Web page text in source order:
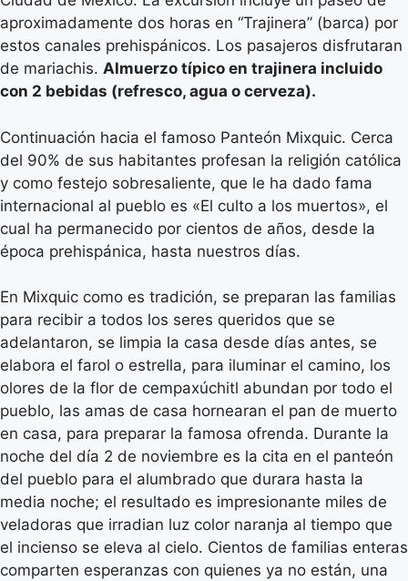
aproximadamente dos horas en “Trajinera” (barca) por
estos canales prehispánicos. Los pasajeros disfrutaran
de mariachis. Almuerzo típico en trajinera incluido
con 2 bebidas (refresco, agua o cerveza).
Continuación hacia el famoso Panteón Mixquic. Cerca
del 90% de sus habitantes profesan la religión católica
y como festejo sobresaliente, que le ha dado fama
internacional al pueblo es «El culto a los muertos», el
cual ha permanecido por cientos de años, desde la
época prehispánica, hasta nuestros días.
En Mixquic como es tradición, se preparan las familias
para recibir a todos los seres queridos que se
adelantaron, se limpia la casa desde días antes, se
elabora el farol o estrella, para iluminar el camino, los
olores de la flor de cempaxúchitl abundan por todo el
pueblo, las amas de casa hornearan el pan de muerto
en casa, para preparar la famosa ofrenda. Durante la
noche del día 2 de noviembre es la cita en el panteón
del pueblo para el alumbrado que durara hasta la
media noche; el resultado es impresionante miles de
veladoras que irradian luz color naranja al tiempo que
el incienso se eleva al cielo. Cientos de familias enteras
comparten esperanzas con quienes ya no están, una